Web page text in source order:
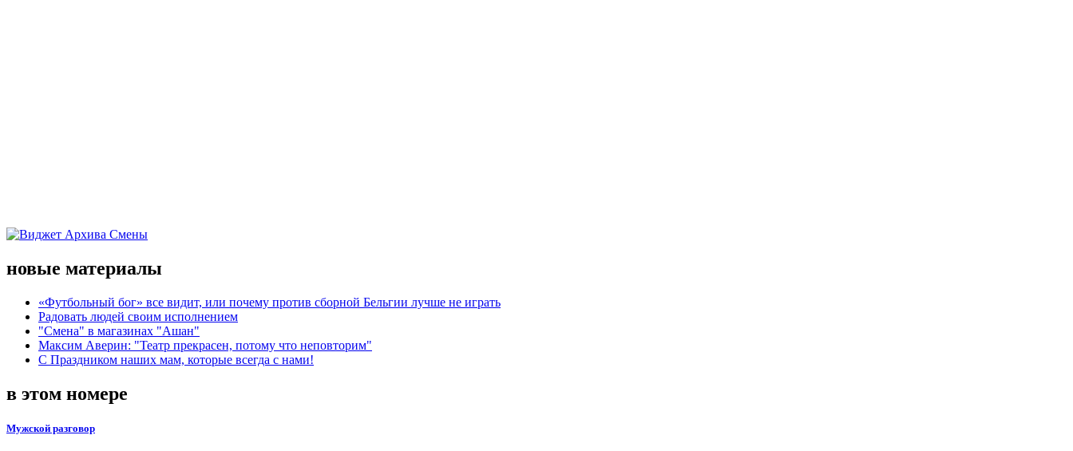
новые материалы
«Футбольный бог» все видит, или почему против сборной Бельгии лучше не играть
Радовать людей своим исполнением
"Смена" в магазинах "Ашан"
Максим Аверин: "Театр прекрасен, потому что неповторим"
С Праздником наших мам, которые всегда с нами!
в этом номере
Мужской разговор